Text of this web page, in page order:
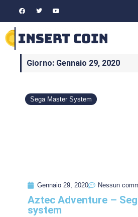
Giorno: Gennaio 29, 2020
Sega Master System
Gennaio 29, 2020 Nessun
Aztec Adventure –
system